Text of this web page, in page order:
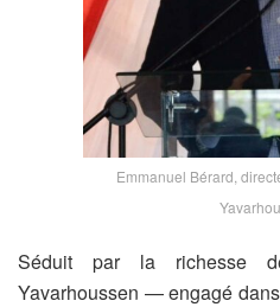
Emmanuel Bérard,
Séduit par la richesse
Yavarhoussen — engagé